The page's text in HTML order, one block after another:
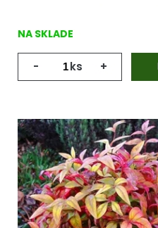
NA SKLADE
- ks +